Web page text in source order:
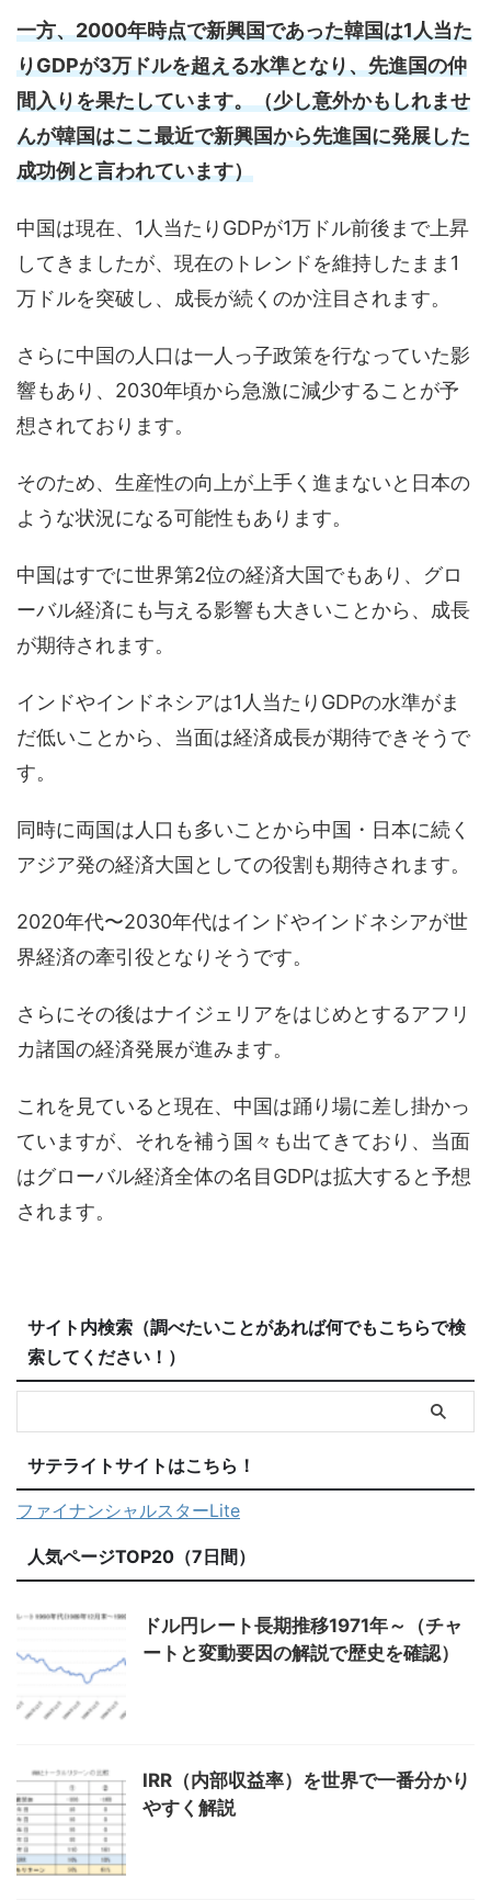
一方、2000年時点で新興国であった韓国は1人当た
りGDPが3万ドルを超える水準となり、先進国の仲
間入りを果たしています。（少し意外かもしれませ
んが韓国はここ最近で新興国から先進国に発展した
成功例と言われています）
中国は現在、1人当たりGDPが1万ドル前後まで上昇
してきましたが、現在のトレンドを維持したまま1
万ドルを突破し、成長が続くのか注目されます。
さらに中国の人口は一人っ子政策を行なっていた影
響もあり、2030年頃から急激に減少することが予
想されております。
そのため、生産性の向上が上手く進まないと日本の
ような状況になる可能性もあります。
中国はすでに世界第2位の経済大国でもあり、グロ
ーバル経済にも与える影響も大きいことから、成長
が期待されます。
インドやインドネシアは1人当たりGDPの水準がま
だ低いことから、当面は経済成長が期待できそうで
す。
同時に両国は人口も多いことから中国・日本に続く
アジア発の経済大国としての役割も期待されます。
2020年代〜2030年代はインドやインドネシアが世
界経済の牽引役となりそうです。
さらにその後はナイジェリアをはじめとするアフリ
カ諸国の経済発展が進みます。
これを見ていると現在、中国は踊り場に差し掛かっ
ていますが、それを補う国々も出てきており、当面
はグローバル経済全体の名目GDPは拡大すると予想
されます。
サイト内検索（調べたいことがあれば何でもこちらで検
索してください！）
サテライトサイトはこちら！
ファイナンシャルスターLite
人気ページTOP20（7日間）
ドル円レート長期推移1971年～（チャ
ートと変動要因の解説で歴史を確認）
IRR（内部収益率）を世界で一番分かり
やすく解説